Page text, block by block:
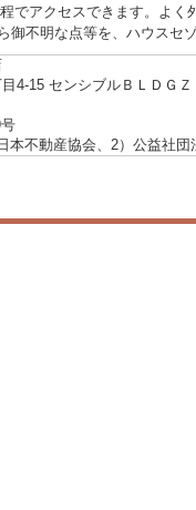
でアクセスできます。よく
御不明な点等を、ハウスセ
4-15 センシブルＢＬＤＧ
本不動産協会、2）公益社